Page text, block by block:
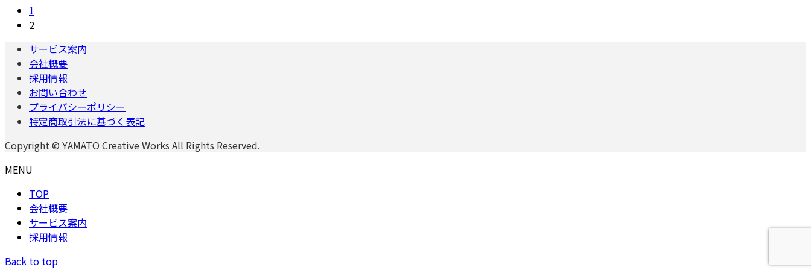
稿
ペ
ー
ジ
送
り
固
定
ー
ジ
1
固
ペ
ー
ジ
2
サービス案内
会社概要
採用情報
お問い合わせ
プライバシーポリシー
特定商取引法に基づく表記
Copyright © YAMATO Creative Works All Rights Reserved.
MENU
TOP
会社概要
サービス案内
採用情報
Back to top